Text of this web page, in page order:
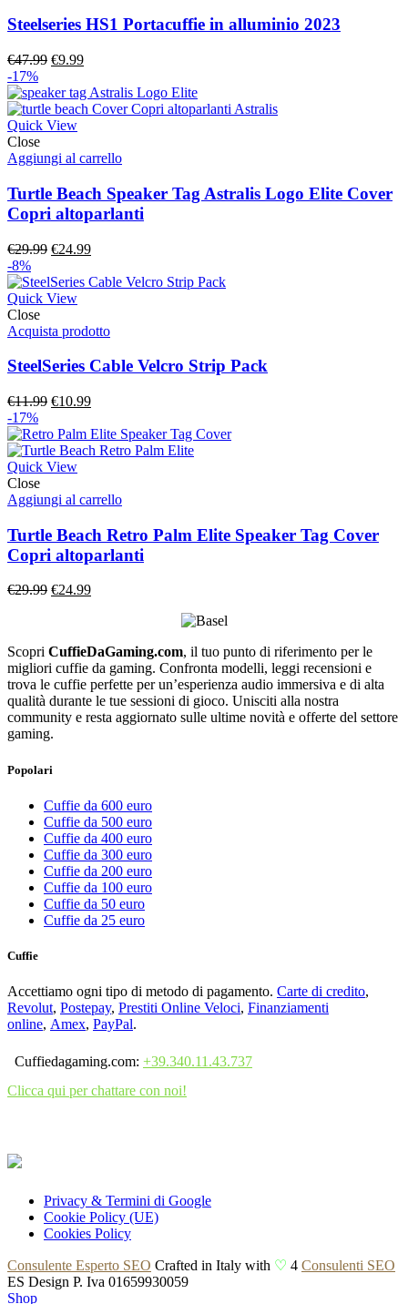
Steelseries HS1 Portacuffie in alluminio 2023
€47.99 Il
originale
era:
€47.99.
€9.99Il
attuale
è:
-17%
Quick View
Close
Aggiungi al carrello
Turtle Beach Speaker Tag Astralis Logo Elite Cover
Copri altoparlanti
€29.99 Il
originale
era:
€24.99Il
attuale
-8%
Quick View
Close
Acquista prodotto
SteelSeries Cable Velcro Strip Pack
€11.99 Il
originale
era:
€11.99.
€10.99Il
attuale
è:
-17%
Quick View
Close
Aggiungi al carrello
Turtle Beach Retro Palm Elite Speaker Tag Cover
Copri altoparlanti
€29.99 Il
€29.99.
€24.99Il
€24.99.
Scopri CuffieDaGaming.com, il tuo punto di riferimento per le
migliori cuffie da gaming. Confronta modelli, leggi recensioni e
trova le cuffie perfette per un’esperienza audio immersiva e di alta
qualità durante le tue sessioni di gioco. Unisciti alla nostra
community e resta aggiornato sulle ultime novità e offerte del settore
gaming.
Popolari
Cuffie da 600 euro
Cuffie da 500 euro
Cuffie da 400 euro
Cuffie da 300 euro
Cuffie da 200 euro
Cuffie da 100 euro
Cuffie da 50 euro
Cuffie da 25 euro
Cuffie
Accettiamo ogni tipo di metodo di pagamento. Carte di credito,
Revolut, Postepay, Prestiti Online Veloci, Finanziamenti
online, Amex, PayPal.
Cuffiedagaming.com: +39.340.11.43.737
Clicca qui per chattare con noi!
Privacy & Termini di Google
Cookie Policy (UE)
Cookies Policy
Consulente Esperto SEO Crafted in Italy with ♡ 4 Consulenti SEO
ES Design P. Iva 01659930059
Shop